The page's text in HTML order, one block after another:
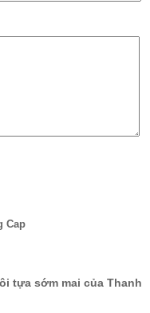
tựa sớm mai của Thanh